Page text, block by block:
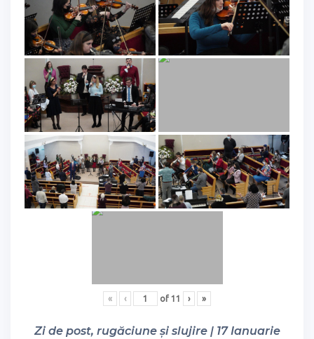
« ‹ of 11 › »
Zi de post, rugăciune și slujire | 17 Ianuarie